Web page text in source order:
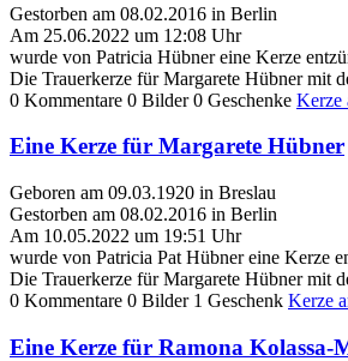
Gestorben am 08.02.2016 in Berlin
Am 25.06.2022 um 12:08 Uhr
wurde von Patricia Hübner eine Kerze
Die Trauerkerze für Margarete Hübner mit
0 Kommentare 0 Bilder 0 Geschenke Kerze
Eine Kerze für Margarete Hübner
Geboren am 09.03.1920 in Breslau
Gestorben am 08.02.2016 in Berlin
Am 10.05.2022 um 19:51 Uhr
wurde von Patricia Pat Hübner eine Kerze
Die Trauerkerze für Margarete Hübner mit
0 Kommentare 0 Bilder 1 Geschenk Kerze
Eine Kerze für Ramona Kolassa-